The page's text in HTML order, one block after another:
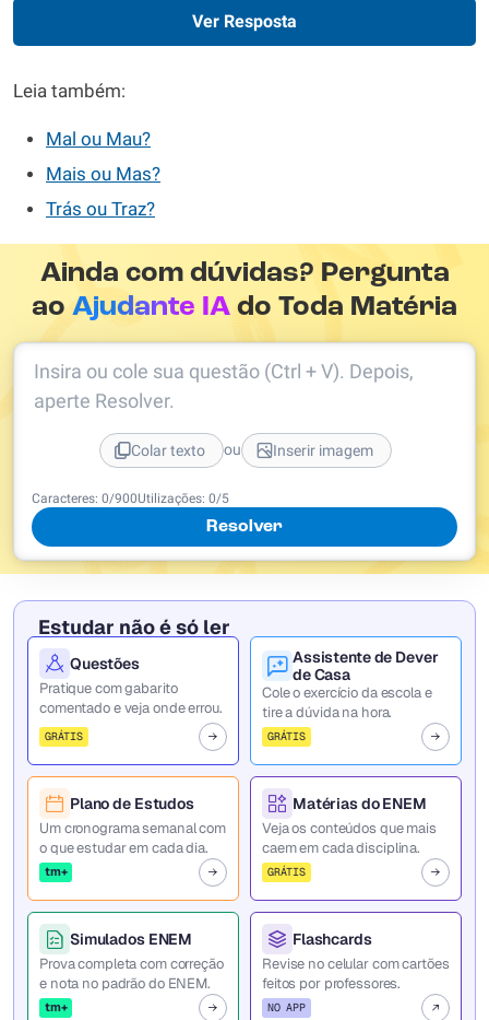
Ver Resposta
Leia também:
Mal ou Mau?
Mais ou Mas?
Trás ou Traz?
Ainda com dúvidas? Pergunta
aoAjudante IA do Toda Matéria
Caracteres: 0/900Utilizações: 0/5
Resolver
Insira ou cole sua questão (Ctrl + V). Depois,
aperte Resolver.
Colar texto ou Inserir imagem
Estudar não é só ler
Questões
Pratique com gabarito
comentado e veja onde errou.
GRÁTIS
Assistente de Dever
de Casa
Cole o exercício da escola e
tire a dúvida na hora.
GRÁTIS
Plano de Estudos
Um cronograma semanal com
o que estudar em cada dia.
tm+
Matérias do ENEM
Veja os conteúdos que mais
caem em cada disciplina.
GRÁTIS
Simulados ENEM
Prova completa com correção
e nota no padrão do ENEM.
tm+
Flashcards
Revise no celular com cartões
feitos por professores.
NO APP